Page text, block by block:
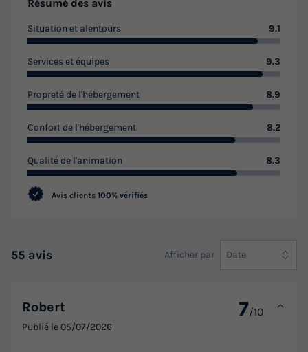
Résumé des avis
Situation et alentours 9.1
Services et équipes 9.3
Propreté de l'hébergement 8.9
Confort de l'hébergement 8.2
Qualité de l'animation 8.3
Avis clients 100% vérifiés
55 avis Afficher par Date
Robert 7/10
Publié le05/07/2026